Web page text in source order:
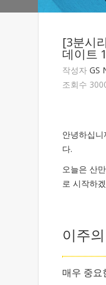
[3분시
데이트
작성자 GS
조회수
안녕하십
다.
오늘은 산
로 시작하
이주
매우 중요